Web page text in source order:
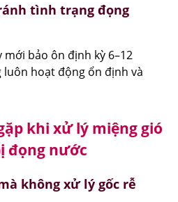
tình trạng đọng
mới bảo ôn định kỳ 6–12
hoạt động ổn định và
khi xử lý miệng gió
đọng nước
không xử lý gốc rễ